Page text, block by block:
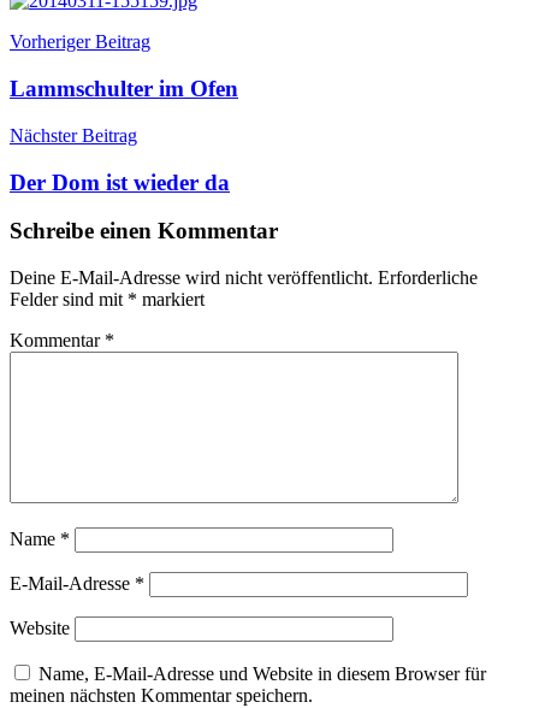
Beitragsnavigation
Vorheriger Beitrag
Lammschulter im Ofen
Nächster Beitrag
Der Dom ist wieder da
Schreibe einen Kommentar
Deine E-Mail-Adresse wird nicht veröffentlicht. Erforderliche
Felder sind mit * markiert
Kommentar *
Name *
E-Mail-Adresse *
Website
Name, E-Mail-Adresse und Website in diesem Browser für
meinen nächsten Kommentar speichern.